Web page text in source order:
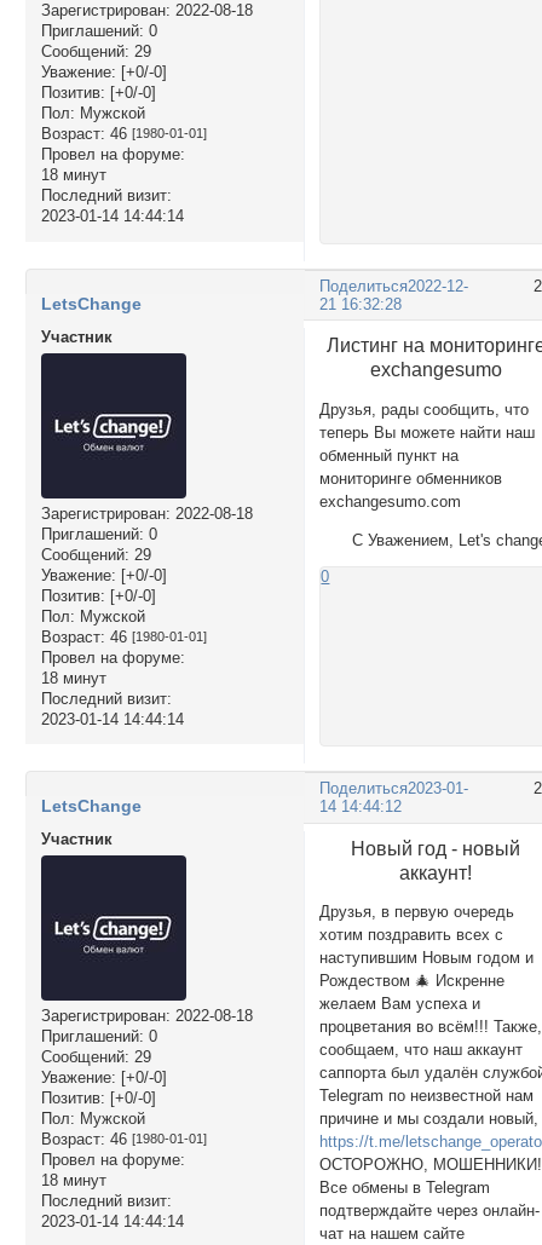
Зарегистрирован: 2022-08-18
Приглашений: 0
Сообщений: 29
Уважение: [+0/-0]
Позитив: [+0/-0]
Пол: Мужской
Возраст: 46 [1980-01-01]
Провел на форуме:
18 минут
Последний визит:
2023-01-14 14:44:14
Поделиться2022-12-
21 16:32:28
LetsChange
Участник
Зарегистрирован: 2022-08-18
Приглашений: 0
Сообщений: 29
Уважение: [+0/-0]
Позитив: [+0/-0]
Пол: Мужской
Возраст: 46 [1980-01-01]
Провел на форуме:
18 минут
Последний визит:
2023-01-14 14:44:14
Листинг на
exchangesumo
Друзья, рады сообщить, что
теперь Вы можете найти наш
обменный пункт на
мониторинге обменников
exchangesumo.com
С Уважением, Let's
0
Поделиться2023-01-
14 14:44:12
LetsChange
Участник
Зарегистрирован: 2022-08-18
Приглашений: 0
Сообщений: 29
Уважение: [+0/-0]
Позитив: [+0/-0]
Пол: Мужской
Возраст: 46 [1980-01-01]
Провел на форуме:
18 минут
Последний визит:
2023-01-14 14:44:14
Новый год - новый
аккаунт!
Друзья, в первую очередь
хотим поздравить всех с
наступившим Новым годом и
Рождеством 🎄 Искренне
желаем Вам успеха и
процветания во всём!!! Также,
сообщаем, что наш аккаунт
саппорта был удалён
Telegram по неизвестной нам
причине и мы создали новый,
https://t.me/
ОСТОРОЖНО, МОШЕННИКИ!
Все обмены в Telegram
подтверждайте через онлайн-
чат на нашем сайте